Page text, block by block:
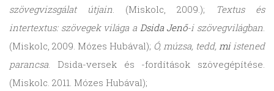
szövegvizsgálat útjain. (Miskolc, 2009.);
Textus és
intertextus: szövegek világa a Dsida Jenő-i szövegvilágban.
(Miskolc, 2009. Mózes Hubával); Ó, múzsa, tedd, miistened
parancsa. Dsida-versek és -fordítások szövegépítése.
(Miskolc. 2011. Mózes Hubával);